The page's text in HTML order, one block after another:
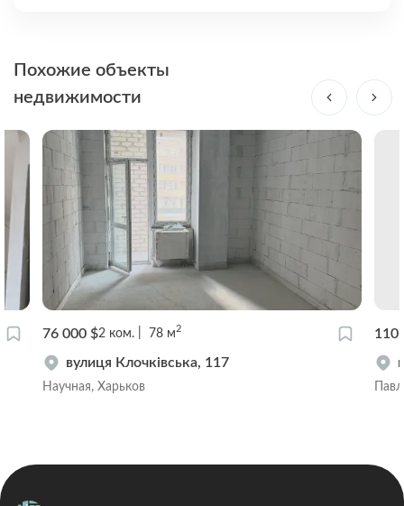
Похожие объекты
недвижимости
76 000 $2 ком. 78 м2
вулиця Клочківська, 117
Научная, Харьков
110